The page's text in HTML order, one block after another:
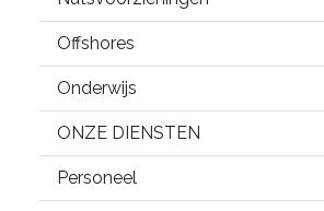
Offshores
Onderwijs
ONZE DIENSTEN
Personeel